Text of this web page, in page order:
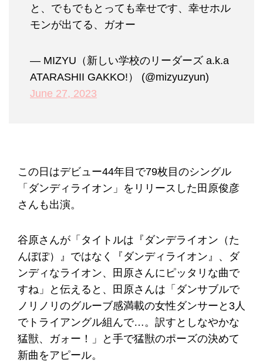
と、でもでもとっても幸せです、幸せホル
モンが出てる、ガオー
— MIZYU（新しい学校のリーダーズ a.k.a
ATARASHII GAKKO!） (@mizyuzyun)
June 27, 2023
この日はデビュー44年目で79枚目のシングル
「ダンディライオン」をリリースした田原俊彦
さんも出演。
谷原さんが「タイトルは『ダンデライオン（た
んぽぽ）』ではなく『ダンディライオン』、ダ
ンディなライオン、田原さんにピッタリな曲で
すね」と伝えると、田原さんは「ダンサブルで
ノリノリのグルーブ感満載の女性ダンサーと3人
でトライアングル組んで…。訳すとしなやかな
猛獣、ガォー！」と手で猛獣のポーズの決めて
新曲をアピール。